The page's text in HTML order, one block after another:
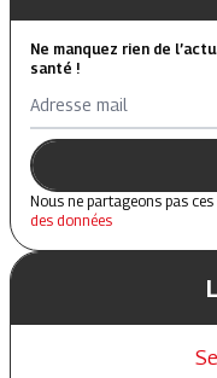
Ne manquez rien de
santé !
Adresse mail
Nous ne partageons pas
des données